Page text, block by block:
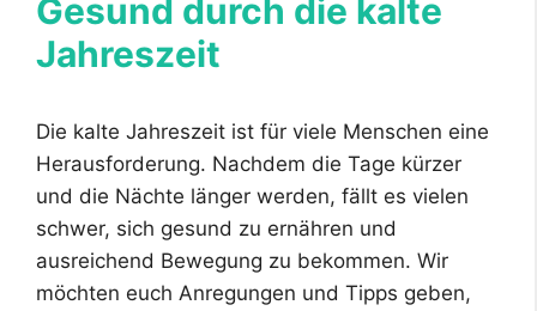
Gesund durch die kalte
Jahreszeit
Die kalte Jahreszeit ist für viele Menschen eine
Herausforderung. Nachdem die Tage kürzer
und die Nächte länger werden, fällt es vielen
schwer, sich gesund zu ernähren und
ausreichend Bewegung zu bekommen. Wir
möchten euch Anregungen und Tipps geben,